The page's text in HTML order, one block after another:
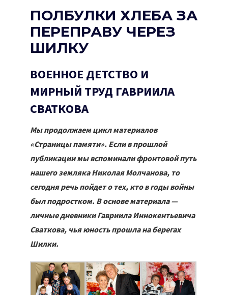
ПОЛБУЛКИ ХЛЕБА ЗА
ПЕРЕПРАВУ ЧЕРЕЗ
ШИЛКУ
ВОЕННОЕ ДЕТСТВО И
МИРНЫЙ ТРУД ГАВРИИЛА
СВАТКОВА
Мы продолжаем цикл материалов
«Страницы памяти». Если в прошлой
публикации мы вспоминали фронтовой путь
нашего земляка Николая Молчанова, то
сегодня речь пойдет о тех, кто в годы войны
был подростком. В основе материала —
личные дневники Гавриила Иннокентьевича
Сваткова, чья юность прошла на берегах
Шилки.